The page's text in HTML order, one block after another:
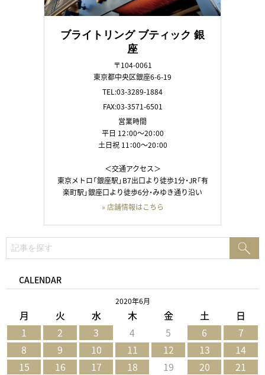
ブライトリング ブティック 銀
座
〒104-0061
東京都中央区銀座6-6-19
TEL:03-3289-1884
FAX:03-3571-6501
営業時間
平日 12：00～20：00
土日祝 11：00～20：00
＜交通アクセス＞
東京メトロ「銀座駅」B7出口より徒歩1分・JR「有
楽町駅」銀座口より徒歩6分・みゆき通り沿い
» 店舗情報はこちら
索:
CALENDAR
2020年6月
月 火 水 木 金 土 日
1 2 3 4 5 6
7
8
9 10 11 12 13
14
15
16 17 18 19 20
21